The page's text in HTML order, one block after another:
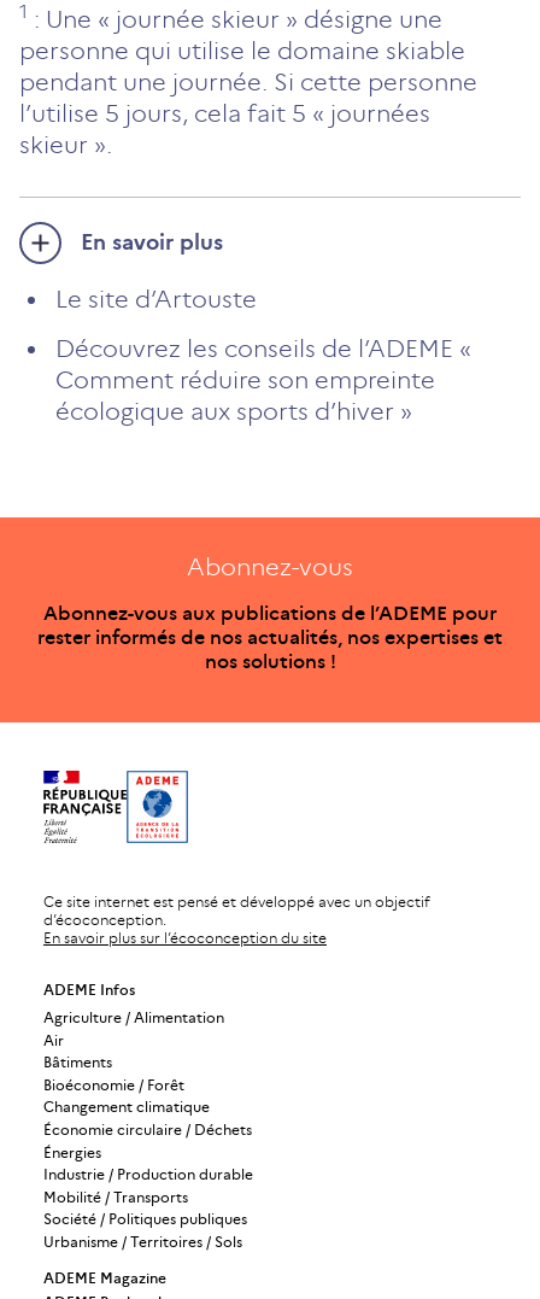
1 : Une « journée skieur » désigne une
personne qui utilise le domaine skiable
pendant une journée. Si cette personne
l’utilise 5 jours, cela fait 5 « journées
skieur ».
En savoir plus
Le site d’Artouste
Découvrez les conseils de l’ADEME «
Comment réduire son empreinte
écologique aux sports d’hiver »
Abonnez-vous
Abonnez-vous aux publications de l’ADEME pour
rester informés de nos actualités, nos expertises et
nos solutions !
Ce site internet est pensé et développé avec un objectif
d’écoconception.
En savoir plus sur l’écoconception du site
ADEME Infos
Agriculture / Alimentation
Air
Bâtiments
Bioéconomie / Forêt
Changement climatique
Économie circulaire / Déchets
Énergies
Industrie / Production durable
Mobilité / Transports
Société / Politiques publiques
Urbanisme / Territoires / Sols
ADEME Magazine